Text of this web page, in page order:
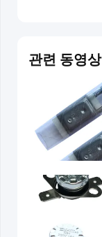
관련 동영상